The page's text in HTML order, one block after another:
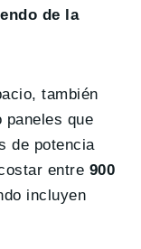
de la
también
paneles que
de potencia
entre 900
incluyen